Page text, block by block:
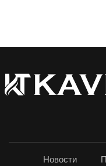
Новости